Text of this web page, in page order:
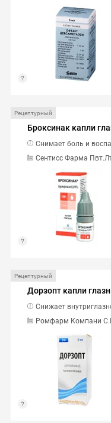
Рецептурный
Броксинак капли
Сентисс Фарма
Снимает боль и
Рецептурный
Дорзопт капли
Ромфарм Компани
Снижает